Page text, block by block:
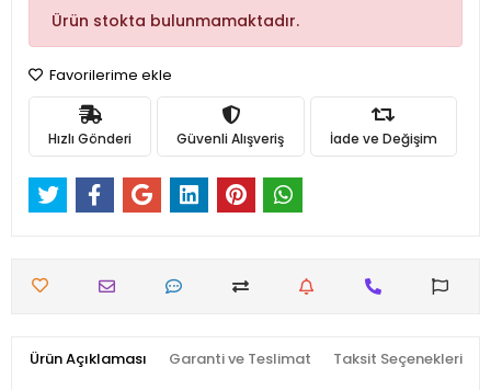
Ürün stokta bulunmamaktadır.
Favorilerime ekle
Hızlı Gönderi Güvenli Alışveriş İade ve Değişim
Ürün Açıklaması Garanti ve Teslimat Taksit Seçenekleri